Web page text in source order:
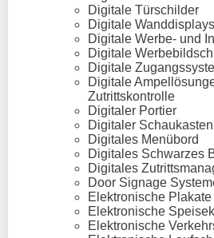
Digitale Türschilder
Digitale Wanddisplays
Digitale Werbe- und
Digitale
Digitale
Digitale
Zutrittskontrolle
Digitaler Portier
Digitaler Schaukasten
Digitales Menübord
Digitales Schwarzes
Digitales
Door Signage
Elektronische Plakate
Elektronische
Elektronische